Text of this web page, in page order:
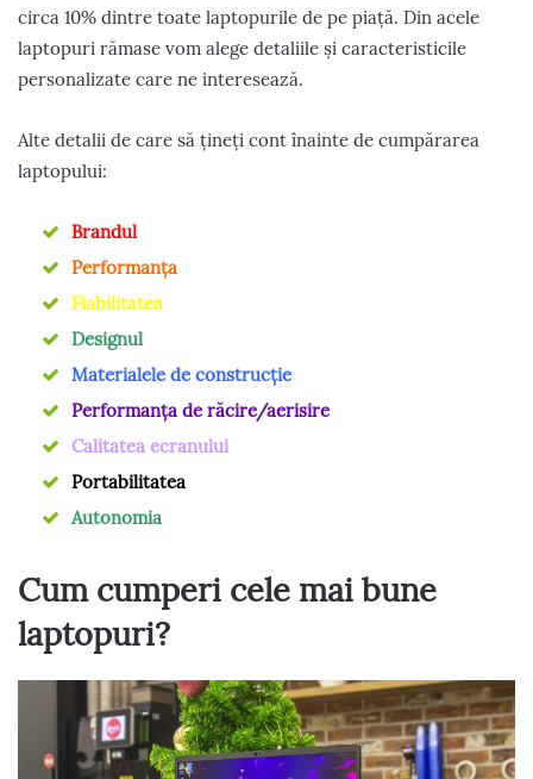
circa 10% dintre toate laptopurile de pe piață. Din acele
laptopuri rămase vom alege detaliile și caracteristicile
personalizate care ne interesează.
Alte detalii de care să țineți cont înainte de cumpărarea
laptopului:
Brandul
Performanța
Fiabilitatea
Designul
Materialele de construcție
Performanța de răcire/aerisire
Calitatea ecranului
Portabilitatea
Autonomia
Cum cumperi cele mai bune
laptopuri?